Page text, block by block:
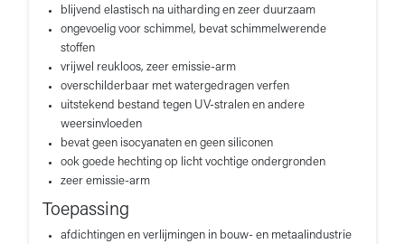
blijvend elastisch na uitharding en zeer duurzaam
ongevoelig voor schimmel, bevat schimmelwerende
stoffen
vrijwel reukloos, zeer emissie-arm
overschilderbaar met watergedragen verfen
uitstekend bestand tegen UV-stralen en andere
weersinvloeden
bevat geen isocyanaten en geen siliconen
ook goede hechting op licht vochtige ondergronden
zeer emissie-arm
Toepassing
afdichtingen en verlijmingen in bouw- en metaalindustrie